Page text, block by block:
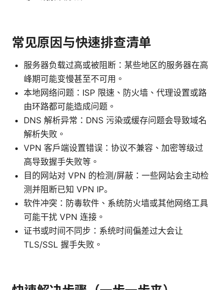
常见原因与快速排查清单
服务器负载过高或被阻断：某些地区的服务器在高
峰期可能变慢甚至不可用。
本地网络问题：ISP 限速、防火墙、代理设置或路
由环路都可能造成问题。
DNS 解析异常：DNS 污染或缓存问题会导致域名
解析失败。
VPN 客户端设置错误：协议不兼容、加密等级过
高导致握手失败等。
目的网站对 VPN 的检测/屏蔽：一些网站会主动检
测并阻断已知 VPN IP。
软件冲突：防毒软件、系统防火墙或其他网络工具
可能干扰 VPN 连接。
证书或时间不同步：系统时间偏差过大会让
TLS/SSL 握手失败。